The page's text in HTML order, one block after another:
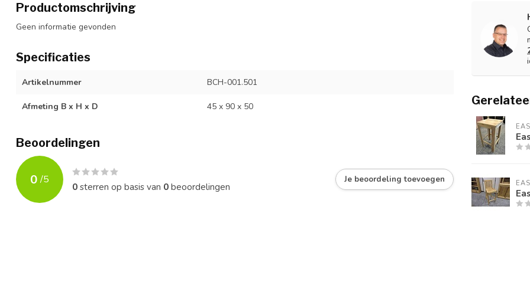
Productomschrijving
Geen informatie gevonden
Specificaties
Artikelnummer BCH-001.501
Afmeting B x H x D 45 x 90 x 50
Beoordelingen
0 /5
0sterren op basis van 0beoordelingen
Je beoordeling toevoegen